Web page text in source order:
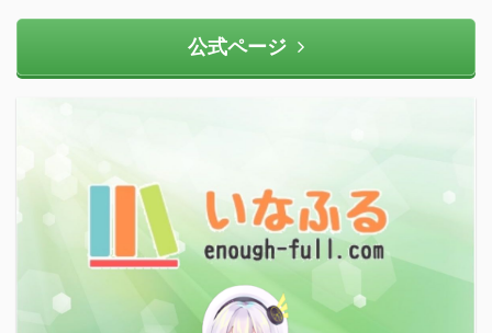
公式ページ